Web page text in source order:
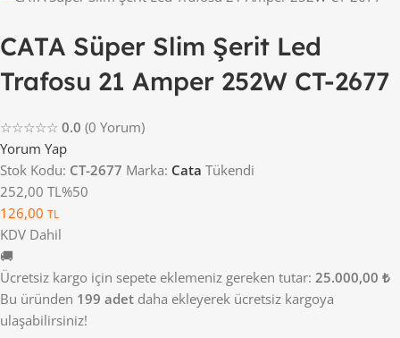
CATA Süper Slim Şerit Led
Trafosu 21 Amper 252W CT-2677
☆☆☆☆☆ 0.0 (0 Yorum)
Yorum Yap
Stok Kodu: CT-2677 Marka: Cata Tükendi
252,00 TL %50
126,00 TL
KDV Dahil
🚚
Ücretsiz kargo için sepete eklemeniz gereken tutar: 25.000,00 ₺
Bu üründen 199 adet daha ekleyerek ücretsiz kargoya
ulaşabilirsiniz!